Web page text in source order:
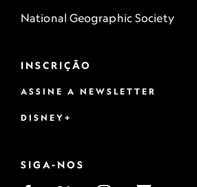
National Geographic Society
INSCRIÇÃO
ASSINE A NEWSLETTER
DISNEY+
SIGA-NOS